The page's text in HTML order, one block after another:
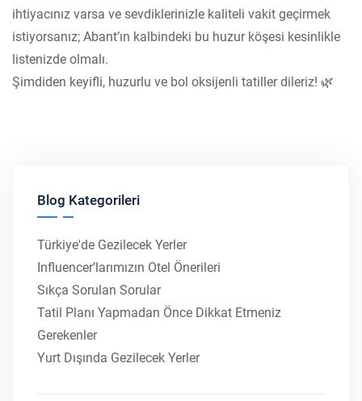
ihtiyacınız varsa ve sevdiklerinizle kaliteli vakit geçirmek
istiyorsanız; Abant’ın kalbindeki bu huzur köşesi kesinlikle
listenizde olmalı.
Şimdiden keyifli, huzurlu ve bol oksijenli tatiller dileriz! 🌿
Blog Kategorileri
Türkiye'de Gezilecek Yerler
Influencer’larımızın Otel Önerileri
Sıkça Sorulan Sorular
Tatil Planı Yapmadan Önce Dikkat Etmeniz
Gerekenler
Yurt Dışında Gezilecek Yerler